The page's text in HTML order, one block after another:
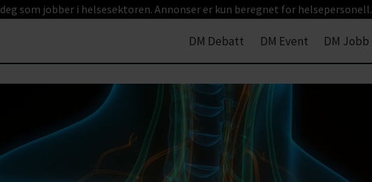
som jobber i helsesektoren. Annonser er kun beregnet for helsepersonell.
DM Debatt DM Event DM Jobb